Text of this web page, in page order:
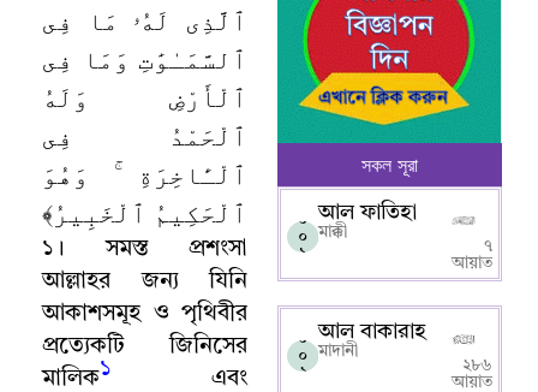
ٱلَّذِى لَهُۥ مَا فِى
ٱلسَّمَـٰوَٰتِ وَمَا فِى
ٱلْأَرْضِ وَلَهُ
ٱلْحَمْدُ فِى
ٱلْـَٔاخِرَةِ ۚ وَهُوَ
ٱلْحَكِيمُ ٱلْخَبِيرُ﴾
১ ।
সমস্ত প্রশংসা
আল্লাহর জন্য যিনি
আকাশসমূহ ও পৃথিবীর
প্রত্যেকটি জিনিসের
মালিক১
এবং
সকল সূরা
০
০
১
আল ফাতিহা
মাক্কী
৭
আয়াত
০
০
২
আল বাকারাহ
মাদানী
২৮৬
আয়াত